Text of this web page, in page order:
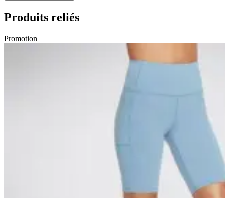
Produits reliés
Promotion